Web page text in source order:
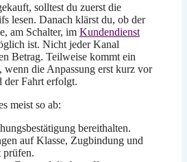
solltest du zuerst die
lesen. Danach klärst du, ob der
am Schalter, im Kundendienst
ist. Nicht jeder Kanal
Betrag. Teilweise kommt ein
wenn die Anpassung erst kurz vor
der Fahrt erfolgt.
meist so ab:
bereithalten.
auf Klasse, Zugbindung und
prüfen.